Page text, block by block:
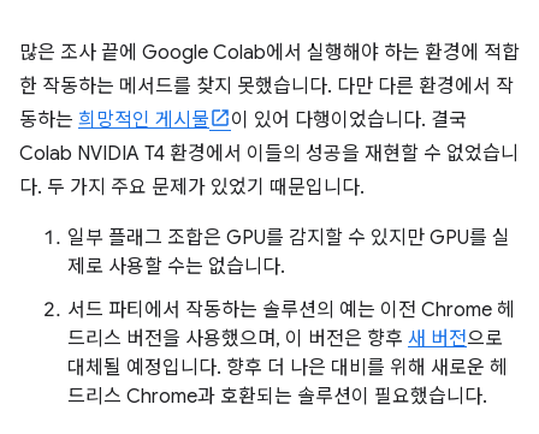
많은 조사 끝에 Google Colab에서 실행해야 하는 환경에 적합
한 작동하는 메서드를 찾지 못했습니다. 다만 다른 환경에서 작
동하는 희망적인 게시물
이 있어 다행이었습니다. 결국
Colab NVIDIA T4 환경에서 이들의 성공을 재현할 수 없었습니
다. 두 가지 주요 문제가 있었기 때문입니다.
일부 플래그 조합은 GPU를 감지할 수 있지만 GPU를 실
제로 사용할 수는 없습니다.
서드 파티에서 작동하는 솔루션의 예는 이전 Chrome 헤
드리스 버전을 사용했으며, 이 버전은 향후 새 버전으로
대체될 예정입니다. 향후 더 나은 대비를 위해 새로운 헤
드리스 Chrome과 호환되는 솔루션이 필요했습니다.